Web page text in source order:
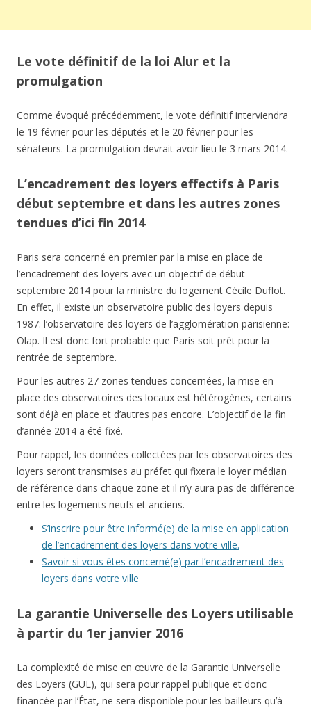
Le vote définitif de la loi Alur et la
promulgation
Comme évoqué précédemment, le vote définitif interviendra
le 19 février pour les députés et le 20 février pour les
sénateurs. La promulgation devrait avoir lieu le 3 mars 2014.
L’encadrement des loyers effectifs à Paris
début septembre et dans les autres zones
tendues d’ici fin 2014
Paris sera concerné en premier par la mise en place de
l’encadrement des loyers avec un objectif de début
septembre 2014 pour la ministre du logement Cécile Duflot.
En effet, il existe un observatoire public des loyers depuis
1987: l’observatoire des loyers de l’agglomération parisienne:
Olap. Il est donc fort probable que Paris soit prêt pour la
rentrée de septembre.
Pour les autres 27 zones tendues concernées, la mise en
place des observatoires des locaux est hétérogènes, certains
sont déjà en place et d’autres pas encore. L’objectif de la fin
d’année 2014 a été fixé.
Pour rappel, les données collectées par les observatoires des
loyers seront transmises au préfet qui fixera le loyer médian
de référence dans chaque zone et il n’y aura pas de différence
entre les logements neufs et anciens.
S’inscrire pour être informé(e) de la mise en application
de l’encadrement des loyers dans votre ville.
Savoir si vous êtes concerné(e) par l’encadrement des
loyers dans votre ville
La garantie Universelle des Loyers utilisable
à partir du 1er janvier 2016
La complexité de mise en œuvre de la Garantie Universelle
des Loyers (GUL), qui sera pour rappel publique et donc
financée par l’État, ne sera disponible pour les bailleurs qu’à